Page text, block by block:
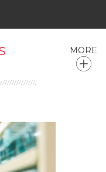
MORE